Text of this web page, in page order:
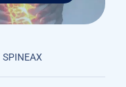
SPINEAX